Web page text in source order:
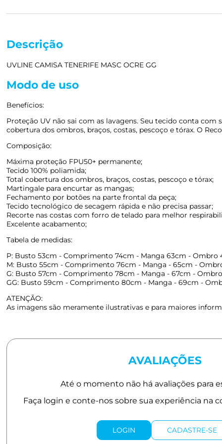
Descrição
UVLINE CAMISA TENERIFE MASC OCRE GG
Modo de uso
Benefícios:
Proteção UV não sai com as lavagens. Seu tecido conta
cobertura dos ombros, braços, costas, pescoço e tórax. O
Composição:
Máxima proteção FPU50+ permanente;
Tecido 100% poliamida;
Total cobertura dos ombros, braços, costas, pescoço e tórax;
Martingale para encurtar as mangas;
Fechamento por botões na parte frontal da peça;
Tecido tecnológico de secagem rápida e não precisa passar;
Recorte nas costas com forro de telado para melhor
Excelente acabamento;
Tabela de medidas:
P: Busto 53cm - Comprimento 74cm - Manga 63cm - Ombro
M: Busto 55cm - Comprimento 76cm - Manga - 65cm -
G: Busto 57cm - Comprimento 78cm - Manga - 67cm -
GG: Busto 59cm - Comprimento 80cm - Manga - 69cm -
ATENÇÃO:
As imagens são meramente ilustrativas e para maiores
AVALIAÇÕES
LOGIN CADASTRE-SE